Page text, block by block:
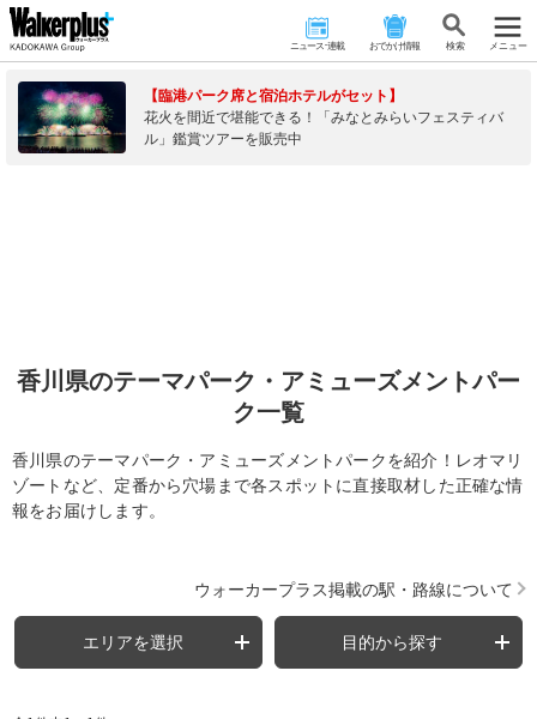
ニュース･連載 おでかけ情報 検 索 メニュー
【臨港パーク席と宿泊ホテルがセット】
花火を間近で堪能できる！「みなとみらいフェスティバ
ル」鑑賞ツアーを販売中
香川県のテーマパーク・アミューズメントパー
ク一覧
香川県のテーマパーク・アミューズメントパークを紹介！レオマリ
ゾートなど、定番から穴場まで各スポットに直接取材した正確な情
報をお届けします。
ウォーカープラス掲載の駅・路線について
エリアを選択 目的から探す